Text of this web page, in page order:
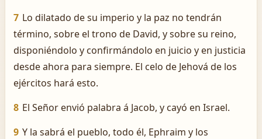
7 Lo dilatado de su imperio y la paz no tendrán
término, sobre el trono de David, y sobre su reino,
disponiéndolo y confirmándolo en juicio y en justicia
desde ahora para siempre. El celo de Jehová de los
ejércitos hará esto.
8 El Señor envió palabra á Jacob, y cayó en Israel.
9 Y la sabrá el pueblo, todo él, Ephraim y los